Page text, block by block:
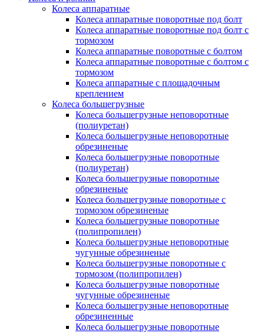
Колеса аппаратные
Колеса аппаратные поворотные под болт
Колеса аппаратные поворотные под болт с
тормозом
Колеса аппаратные поворотные с болтом
Колеса аппаратные поворотные с болтом с
тормозом
Колеса аппаратные с площадочным
креплением
Колеса большегрузные
Колеса большегрузные неповоротные
(полиуретан)
Колеса большегрузные неповоротные
обрезиненые
Колеса большегрузные поворотные
(полиуретан)
Колеса большегрузные поворотные
обрезиненые
Колеса большегрузные поворотные с
тормозом обрезиненые
Колеса большегрузные поворотные
(полипропилен)
Колеса большегрузные неповоротные
чугунные обрезиненые
Колеса большегрузные поворотные с
тормозом (полипропилен)
Колеса большегрузные поворотные
чугунные обрезиненые
Колеса большегрузные неповоротные
обрезиненные
Колеса большегрузные поворотные